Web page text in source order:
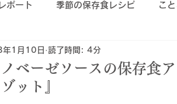
ポート 季節の保存食レシピ こ
と 春の保存食レシピ
ノベーゼソースの保存食
ット』
1月10日 読了時間: 4分